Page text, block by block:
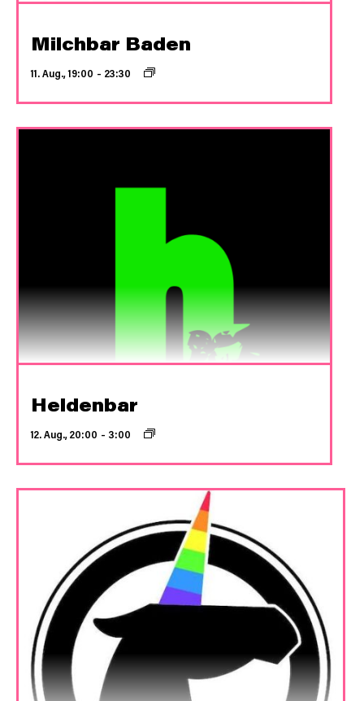
Milchbar Baden
11. Aug., 19:00 – 23:30
Heldenbar
12. Aug., 20:00 – 3:00